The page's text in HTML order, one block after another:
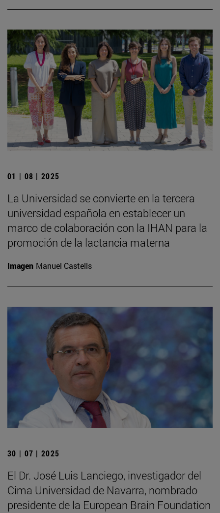
01 | 08 | 2025
La Universidad se convierte en la tercera
universidad española en establecer un
marco de colaboración con la IHAN para la
promoción de la lactancia materna
Imagen Manuel Castells
30 | 07 | 2025
El Dr. José Luis Lanciego, investigador del
Cima Universidad de Navarra, nombrado
presidente de la European Brain Foundation